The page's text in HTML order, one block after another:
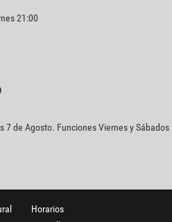
21:00
7 de Agosto. Funciones Viernes y Sábados
Horarios